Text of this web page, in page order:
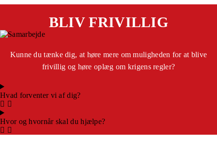
BLIV FRIVILLIG
Kunne du tænke dig, at høre mere om muligheden for at blive
frivillig og høre oplæg om krigens regler?
Hvad forventer vi af dig?
Hvor og hvornår skal du hjælpe?